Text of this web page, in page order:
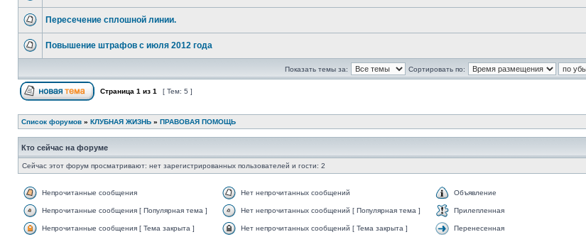
Пересечение сплошной линии.
Повышение штрафов с июля 2012 года
Показать темы за: Сортировать по:
Страница 1 из 1 [ Тем: 5 ]
Список форумов » КЛУБНАЯ ЖИЗНЬ » ПРАВОВАЯ ПОМОЩЬ
Кто сейчас на форуме
Сейчас этот форум просматривают: нет зарегистрированных пользователей и гости: 2
Непрочитанные сообщения Нет непрочитанных сообщений Объявление
Непрочитанные сообщения [ Популярная тема ] Нет непрочитанных сообщений [ Популярная тема ] Прилепленная
Непрочитанные сообщения [ Тема закрыта ] Нет непрочитанных сообщений [ Тема закрыта ] Перенесенная